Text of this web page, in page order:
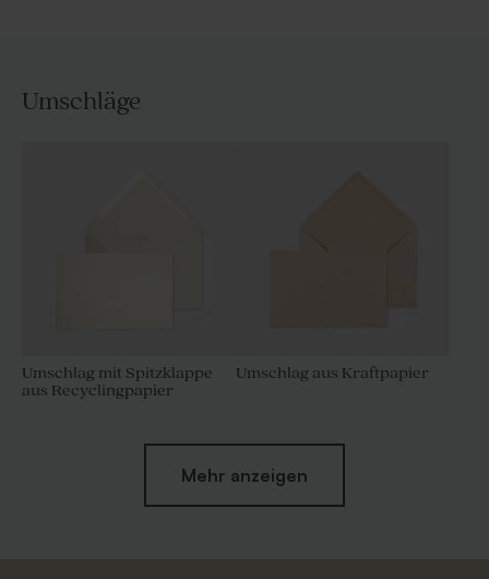
Umschläge
Umschlag mit Spitzklappe
aus Recyclingpapier
Umschlag aus Kraftpapier
Mehr anzeigen